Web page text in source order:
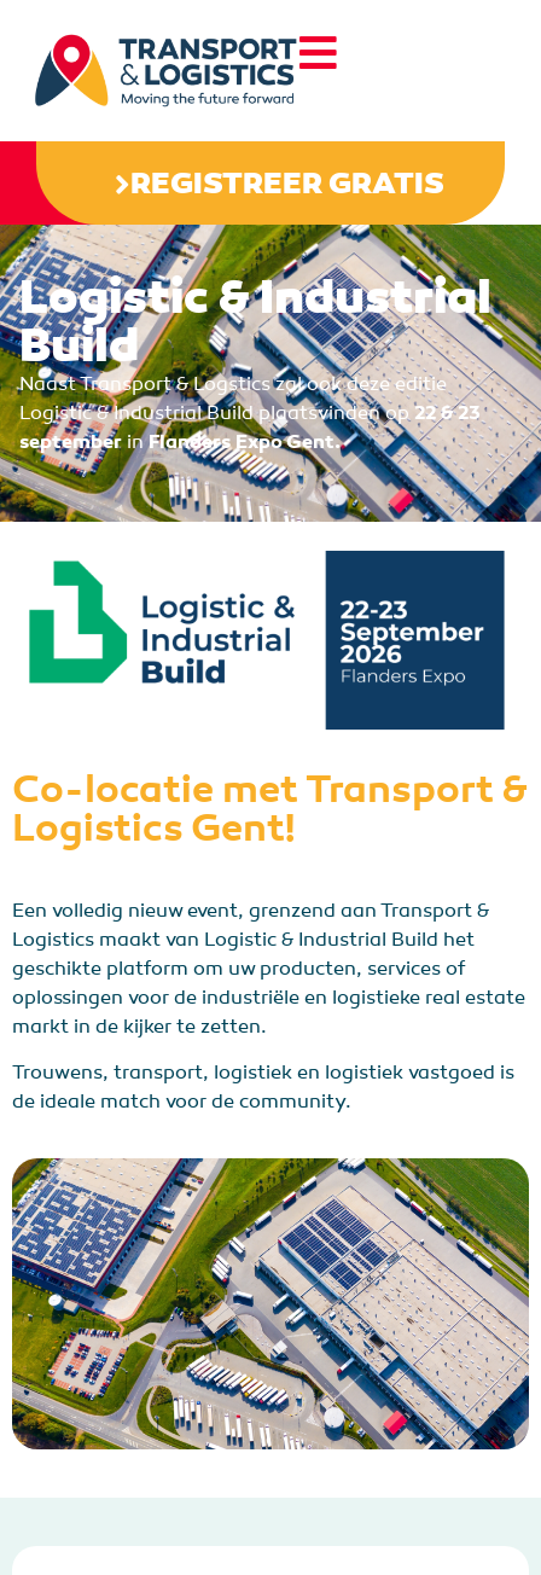
REGISTREER GRATIS
Logistic & Industrial
Build
Naast Transport & Logstics zal ook deze editie
Logistic & Industrial Build plaatsvinden op 22 & 23
septemberinFlanders Expo Gent.
Co-locatie met Transport &
Logistics Gent!
Een volledig nieuw event, grenzend aan Transport &
Logistics maakt van Logistic & Industrial Build het
geschikte platform om uw producten, services of
oplossingen voor de industriële en logistieke real estate
markt in de kijker te zetten.
Trouwens, transport, logistiek en logistiek vastgoed is
de ideale match voor de community.